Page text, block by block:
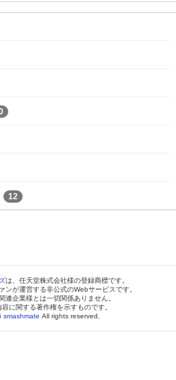
12
は、任天堂株式会社様の登録商標です。
ンが運営する非公式のWebサービスです。
連企業様とは一切関係ありません。
に関する著作権を示すものです。
smashmate All rights reserved.